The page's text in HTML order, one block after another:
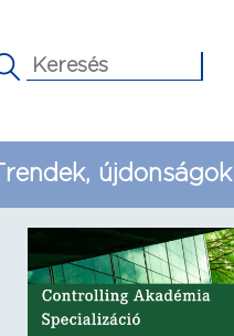
Trendek, újdonságok